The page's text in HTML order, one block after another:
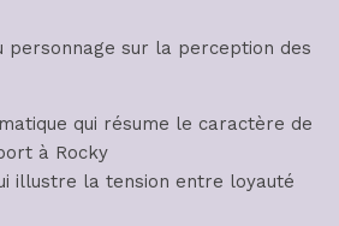
personnage sur la perception des
qui résume le caractère de
à Rocky
illustre la tension entre loyauté